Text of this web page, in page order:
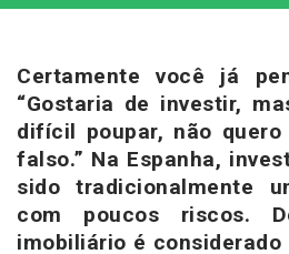
Certamente você já
“Gostaria de investir,
difícil poupar, não
falso.” Na Espanha,
sido tradicionalmente
com poucos riscos.
imobiliário é